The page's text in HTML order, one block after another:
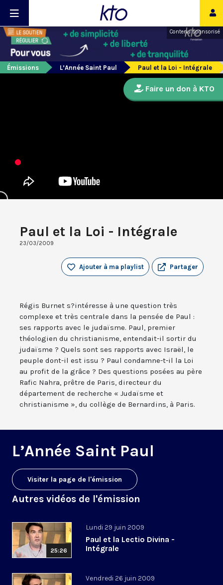
Contenu sponsorisé
Émissions L’Année Saint Paul Paul et la Loi - Intégrale
Paul et la Loi - Intégrale
23/03/2009
Partager
Ajouter à ma playlist
Régis Burnet s?intéresse à une question très
complexe et très centrale dans la pensée de Paul :
ses rapports avec le judaïsme. Paul, premier
théologien du christianisme, entendait-il sortir du
judaïsme ? Quels sont ses rapports avec Israël, le
peuple dont-il est issu ? Paul condamne-t-il la Loi
au profit de la grâce ? Des questions posées au père
Rafic Nahra, prêtre de Paris, directeur du
département de recherche « Judaïsme et
christianisme », du collège de Bernardins, à Paris.
L’Année Saint Paul
Visiter la page de l'émission
Autres vidéos de l'émission
25:26
Lundi 29 juin 2009
Paul et la Lectio Divina -
Intégrale
Vendredi 26 juin 2009
Faire un don à KTO